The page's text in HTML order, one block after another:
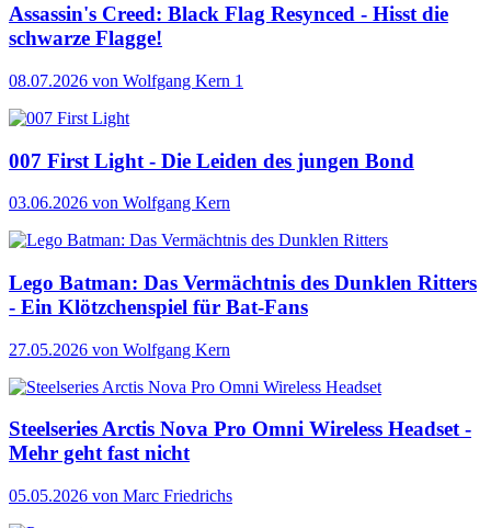
Assassin's Creed: Black Flag Resynced - Hisst die
schwarze Flagge!
08.07.2026 von Wolfgang Kern 1
007 First Light - Die Leiden des jungen Bond
03.06.2026 von Wolfgang Kern
Lego Batman: Das Vermächtnis des Dunklen Ritters
- Ein Klötzchenspiel für Bat-Fans
27.05.2026 von Wolfgang Kern
Steelseries Arctis Nova Pro Omni Wireless Headset -
Mehr geht fast nicht
05.05.2026 von Marc Friedrichs